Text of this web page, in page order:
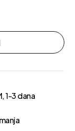
1-3 dana